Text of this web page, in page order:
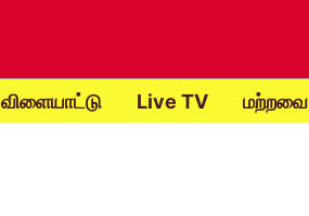
விளையாட்டு Live TV மற்றவை